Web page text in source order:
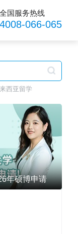
全国服务热线
4008-066-065
西亚留学
年硕博申请